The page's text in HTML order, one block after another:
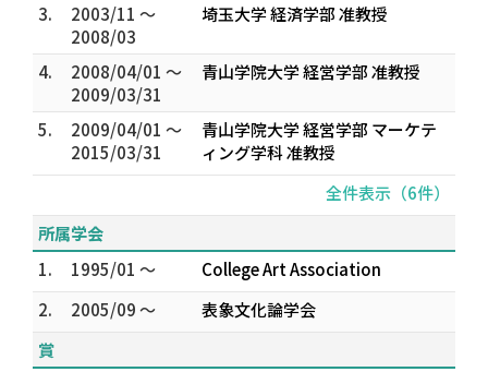
3.
2003/11 ～
2008/03
埼玉大学 経済学部 准教授
4.
2008/04/01 ～
2009/03/31
青山学院大学 経営学部 准教授
5.
2009/04/01 ～
2015/03/31
青山学院大学 経営学部 マーケテ
ィング学科 准教授
全件表示（6件）
所属学会
1.
1995/01 ～
College Art Association
2.
2005/09 ～
表象文化論学会
賞